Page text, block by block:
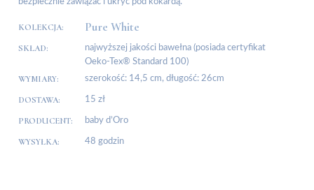
bezpiecznie zawiązać i ukryć pod kokardą.
KOLEKCJA: Pure White
SKŁAD:
najwyższej jakości bawełna (posiada certyfikat
Oeko-Tex® Standard 100)
WYMIARY: szerokość: 14,5 cm, długość: 26cm
DOSTAWA: 15 zł
PRODUCENT: baby d’Oro
WYSYŁKA: 48 godzin